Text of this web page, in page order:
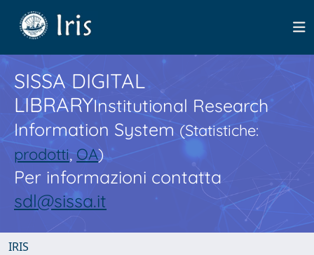
SISSA DIGITAL
LIBRARYInstitutional Research
Information System(Statistiche:
prodotti,OA)
Per informazioni contatta
sdl@sissa.it
IRIS